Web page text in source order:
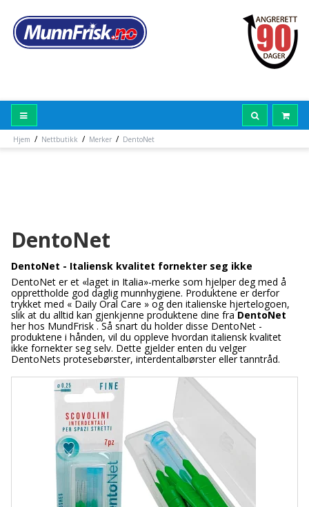
Hjem / Nettbutikk / Merker / DentoNet
DentoNet
DentoNet - Italiensk kvalitet fornekter seg ikke
DentoNet er et «laget in Italia»-merke som hjelper deg med å
opprettholde god daglig munnhygiene. Produktene er derfor
trykket med « Daily Oral Care » og den italienske hjertelogoen,
slik at du alltid kan gjenkjenne produktene dine fra DentoNet
her hos MundFrisk . Så snart du holder disse DentoNet -
produktene i hånden, vil du oppleve hvordan italiensk kvalitet
ikke fornekter seg selv. Dette gjelder enten du velger
DentoNets protesebørster, interdentalbørster eller tanntråd.